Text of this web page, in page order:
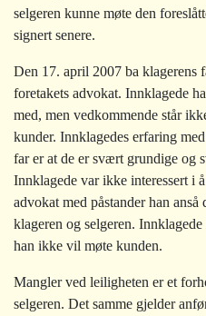
selgeren kunne møte den
signert senere.
Den 17. april 2007 ba klagerens
foretakets advokat. Innklagede
med, men vedkommende står
kunder. Innklagedes erfaring
far er at de er svært grundige og
Innklagede var ikke interessert i
advokat med påstander han
klageren og selgeren.
han ikke vil møte kunden.
Mangler ved leiligheten er et
selgeren. Det samme gjelder